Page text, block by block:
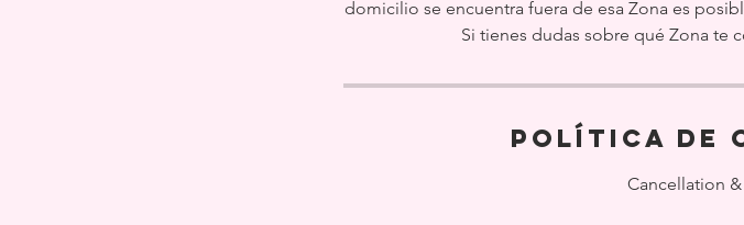
domicilio se encuentra fuera de esa Zona es
Si tienes dudas sobre qué Zona te
Política de
Cancellation